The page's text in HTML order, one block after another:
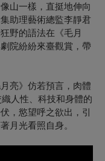
山一樣，直挺地伸向
助理藝術總監李靜君
野的語法在《毛月
院紛紛來臺觀賞，帶
亮》仿若預言，肉體
人性、科技和身體的
，慾望呼之欲出，引
月光看照自身。